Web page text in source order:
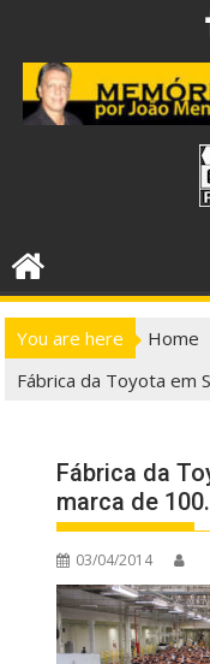
content
You are here Home
Fábrica da Toyota em
Fábrica da
marca de
03/04/2014